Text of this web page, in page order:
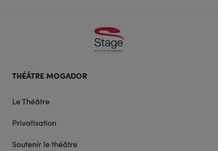
doormat
THÉÂTRE MOGADOR
Le Théâtre
Privatisation
Soutenir le théâtre